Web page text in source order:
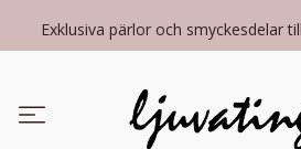
Exklusiva pärlor och smyckesdelar